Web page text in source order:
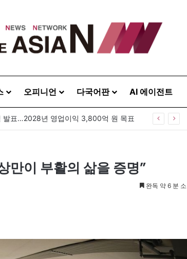
오피니언 다국어판 AI 에이전트
만이 부활의 삶을 증명”
완독 약 6 분 소